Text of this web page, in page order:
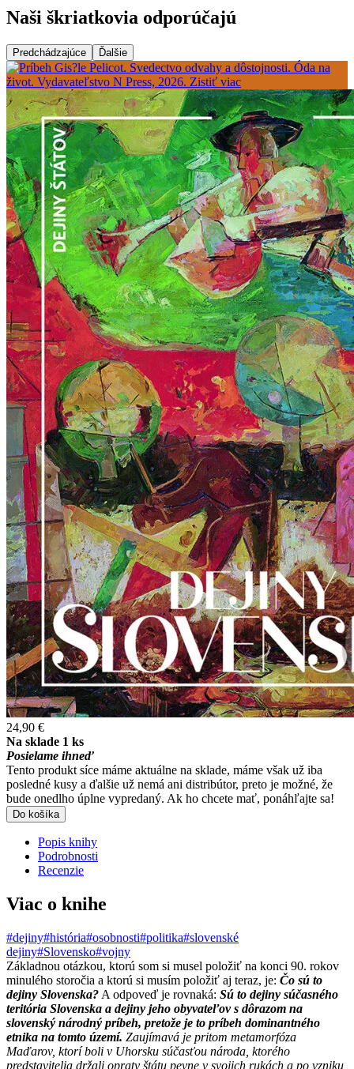
Naši škriatkovia odporúčajú
Predchádzajúce Ďalšie
24,90 €
Na sklade 1 ks
Posielame ihneď
Tento produkt síce máme aktuálne na sklade, máme však už iba
posledné kusy a ďalšie už nemá ani distribútor, preto je možné, že
bude onedlho úplne vypredaný. Ak ho chcete mať, ponáhľajte sa!
Do košíka
Popis knihy
Podrobnosti
Recenzie
Viac o knihe
#dejiny#história#osobnosti#politika#slovenské
dejiny#Slovensko#vojny
Základnou otázkou, ktorú som si musel položiť na konci 90. rokov
minulého storočia a ktorú si musím položiť aj teraz, je: Čo sú to
dejiny Slovenska? A odpoveď je rovnaká: Sú to dejiny súčasného
teritória Slovenska a dejiny jeho obyvateľov s dôrazom na
slovenský národný príbeh, pretože je to príbeh dominantného
etnika na tomto území. Zaujímavá je pritom metamorfóza
Maďarov, ktorí boli v Uhorsku súčasťou národa, ktorého
predstavitelia držali opraty štátu pevne v svojich rukách a po vzniku